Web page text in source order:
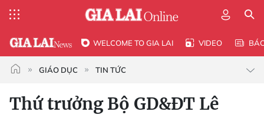
WELCOME TO GIA LAI VIDEO
GIÁO DỤC TIN TỨC
Thứ trưởng Bộ GD&ĐT Lê